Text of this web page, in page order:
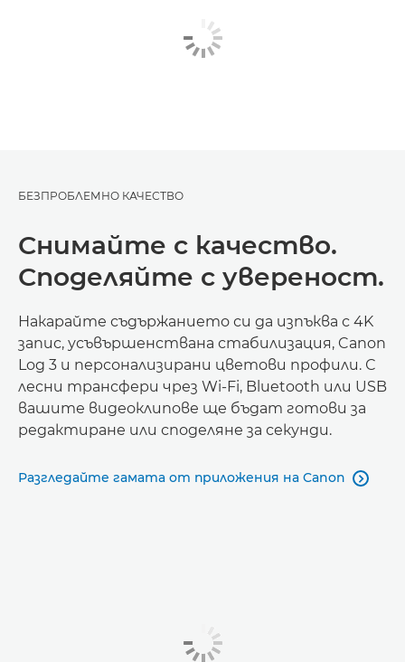
БЕЗПРОБЛЕМНО КАЧЕСТВО
Снимайте с качество.
Споделяйте с увереност.
Накарайте съдържанието си да изпъква с 4K
запис, усъвършенствана стабилизация, Canon
Log 3 и персонализирани цветови профили. С
лесни трансфери чрез Wi-Fi, Bluetooth или USB
вашите видеоклипове ще бъдат готови за
редактиране или споделяне за секунди.
Разгледайте гамата от приложения на Canon 